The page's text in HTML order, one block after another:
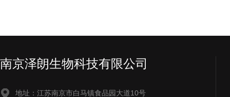
南京泽朗生物科技有限公司
地址：江苏南京市白马镇食品园大道10号